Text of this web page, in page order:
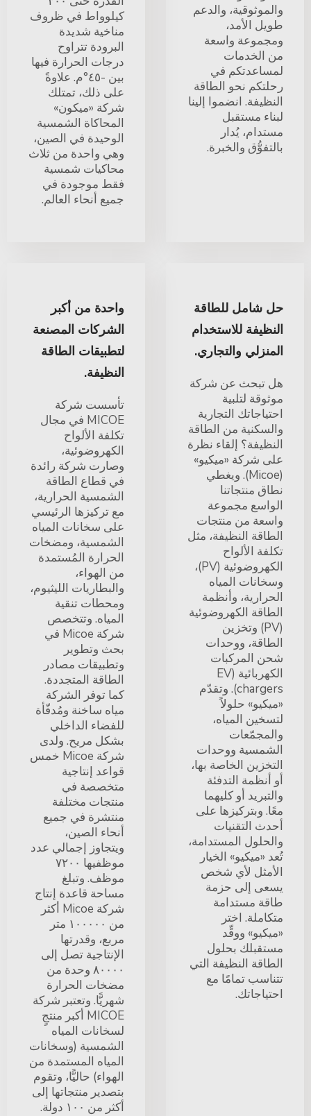
والموثوقية، والدعم
طويل الأمد،
ومجموعة واسعة
من الخدمات
لمساعدتكم في
رحلتكم نحو الطاقة
النظيفة. انضموا إلينا
لبناء مستقبل
مستدام، يُدار
بالتفوُّق والخبرة.
كيلوواط في ظروف
مناخية شديدة
البرودة تتراوح
درجات الحرارة فيها
بين -٤٥°م. علاوةً
على ذلك، تمتلك
شركة «ميكون»
المحاكاة الشمسية
الوحيدة في الصين،
وهي واحدة من ثلاث
محاكيات شمسية
فقط موجودة في
جميع أنحاء العالم.
حل شامل للطاقة
النظيفة للاستخدام
المنزلي والتجاري.
هل تبحث عن شركة
موثوقة لتلبية
احتياجاتك التجارية
والسكنية من الطاقة
النظيفة؟ إلقاء نظرة
على شركة «ميكيو»
(Micoe). ويغطي
نطاق منتجاتنا
الواسع مجموعة
واسعة من منتجات
الطاقة النظيفة، مثل
تكلفة الألواح
الكهروضوئية (PV)،
وسخانات المياه
الحرارية، وأنظمة
الطاقة الكهروضوئية
(PV) وتخزين
الطاقة، ووحدات
شحن المركبات
الكهربائية (EV
chargers). وتقدّم
«ميكيو» حلولاً
لتسخين المياه،
والمجمّعات
الشمسية ووحدات
التخزين الخاصة بها،
أو أنظمة التدفئة
والتبريد أو كليهما
معًا. وبتركيزها على
أحدث التقنيات
والحلول المستدامة،
تُعد «ميكيو» الخيار
الأمثل لأي شخص
يسعى إلى حزمة
طاقة مستدامة
متكاملة. اختر
«ميكيو» ووقِّد
مستقبلك بحلول
الطاقة النظيفة التي
تتناسب تمامًا مع
احتياجاتك.
واحدة من أكبر
الشركات المصنعة
لتطبيقات الطاقة
النظيفة.
تأسست شركة
MICOE في مجال
تكلفة الألواح
الكهروضوئية،
وصارت شركة رائدة
في قطاع الطاقة
الشمسية الحرارية،
مع تركيزها الرئيسي
على سخانات المياه
الشمسية، ومضخات
الحرارة المُستمدة
من الهواء،
والبطاريات الليثيوم،
ومحطات تنقية
المياه. وتتخصص
شركة Micoe في
بحث وتطوير
وتطبيقات مصادر
الطاقة المتجددة.
كما توفر الشركة
مياه ساخنة ومُدفّأة
للفضاء الداخلي
بشكل مريح. ولدى
شركة Micoe خمس
قواعد إنتاجية
متخصصة في
منتجات مختلفة
منتشرة في جميع
أنحاء الصين،
ويتجاوز إجمالي عدد
موظفيها ٧٢٠٠
موظف. وتبلغ
مساحة قاعدة إنتاج
شركة Micoe أكثر
من ١٠٠٠٠٠ متر
مربع، وقدرتها
الإنتاجية تصل إلى
٨٠٠٠٠ وحدة من
مضخات الحرارة
شهريًّا. وتعتبر شركة
MICOE أكبر منتجٍ
لسخانات المياه
الشمسية (وسخانات
المياه المستمدة من
الهواء) حاليًّا، وتقوم
بتصدير منتجاتها إلى
أكثر من ١٠٠ دولة.